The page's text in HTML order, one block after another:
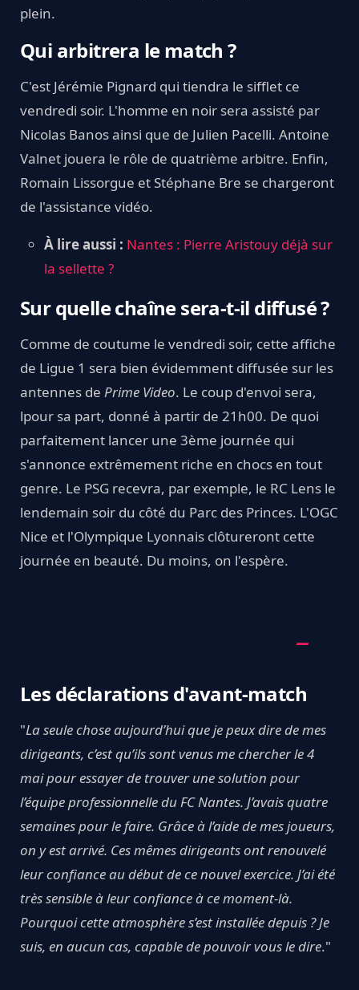
plein.
Qui arbitrera le match ?
C'est Jérémie Pignard qui tiendra le sifflet ce
vendredi soir. L'homme en noir sera assisté par
Nicolas Banos ainsi que de Julien Pacelli. Antoine
Valnet jouera le rôle de quatrième arbitre. Enfin,
Romain Lissorgue et Stéphane Bre se chargeront
de l'assistance vidéo.
À lire aussi : Nantes : Pierre Aristouy déjà sur
la sellette ?
Sur quelle chaîne sera-t-il diffusé ?
Comme de coutume le vendredi soir, cette affiche
de Ligue 1 sera bien évidemment diffusée sur les
antennes de Prime Video. Le coup d'envoi sera,
lpour sa part, donné à partir de 21h00. De quoi
parfaitement lancer une 3ème journée qui
s'annonce extrêmement riche en chocs en tout
genre. Le PSG recevra, par exemple, le RC Lens le
lendemain soir du côté du Parc des Princes. L'OGC
Nice et l'Olympique Lyonnais clôtureront cette
journée en beauté. Du moins, on l'espère.
Les déclarations d'avant-match
"La seule chose aujourd’hui que je peux dire de mes
dirigeants, c’est qu’ils sont venus me chercher le 4
mai pour essayer de trouver une solution pour
l’équipe professionnelle du FC Nantes. J’avais quatre
semaines pour le faire. Grâce à l’aide de mes joueurs,
on y est arrivé. Ces mêmes dirigeants ont renouvelé
leur confiance au début de ce nouvel exercice. J’ai été
très sensible à leur confiance à ce moment-là.
Pourquoi cette atmosphère s’est installée depuis ? Je
suis, en aucun cas, capable de pouvoir vous le dire."